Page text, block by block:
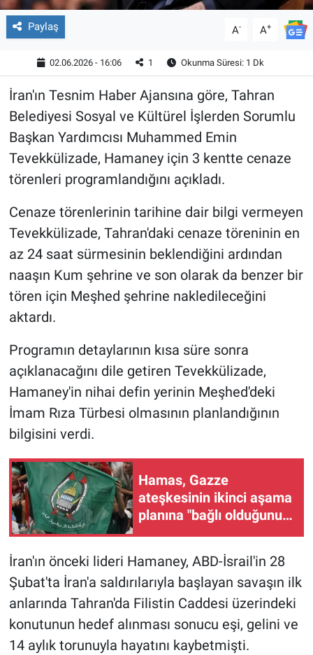
Paylaş A- A+
02.06.2026 - 16:06 1 Okunma Süresi: 1 Dk
İran'ın Tesnim Haber Ajansına göre, Tahran
Belediyesi Sosyal ve Kültürel İşlerden Sorumlu
Başkan Yardımcısı Muhammed Emin
Tevekkülizade, Hamaney için 3 kentte cenaze
törenleri programlandığını açıkladı.
Cenaze törenlerinin tarihine dair bilgi vermeyen
Tevekkülizade, Tahran'daki cenaze töreninin en
az 24 saat sürmesinin beklendiğini ardından
naaşın Kum şehrine ve son olarak da benzer bir
tören için Meşhed şehrine nakledileceğini
aktardı.
Programın detaylarının kısa süre sonra
açıklanacağını dile getiren Tevekkülizade,
Hamaney'in nihai defin yerinin Meşhed'deki
İmam Rıza Türbesi olmasının planlandığının
bilgisini verdi.
Hamas, Gazze
ateşkesinin ikinci aşama
planına "bağlı olduğunu"
açıkladı
İran'ın önceki lideri Hamaney, ABD-İsrail'in 28
Şubat'ta İran'a saldırılarıyla başlayan savaşın ilk
anlarında Tahran'da Filistin Caddesi üzerindeki
konutunun hedef alınması sonucu eşi, gelini ve
14 aylık torunuyla hayatını kaybetmişti.